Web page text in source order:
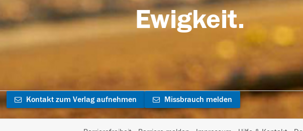
Ewigkeit.
Kontakt zum Verlag aufnehmen Missbrauch melden